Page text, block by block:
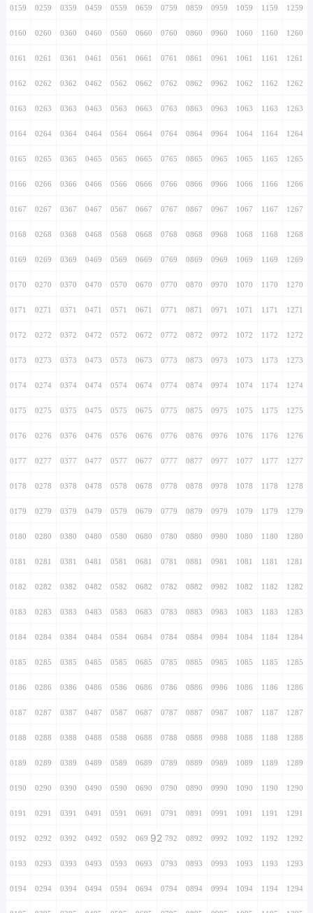
0159 0259 0359 0459 0559 0659 0759 0859 0959 1059 1159 1259
0160 0260 0360 0460 0560 0660 0760 0860 0960 1060 1160 1260
0161 0261 0361 0461 0561 0661 0761 0861 0961 1061 1161 1261
0162 0262 0362 0462 0562 0662 0762 0862 0962 1062 1162 1262
0163 0263 0363 0463 0563 0663 0763 0863 0963 1063 1163 1263
0164 0264 0364 0464 0564 0664 0764 0864 0964 1064 1164 1264
0165 0265 0365 0465 0565 0665 0765 0865 0965 1065 1165 1265
0166 0266 0366 0466 0566 0666 0766 0866 0966 1066 1166 1266
0167 0267 0367 0467 0567 0667 0767 0867 0967 1067 1167 1267
0168 0268 0368 0468 0568 0668 0768 0868 0968 1068 1168 1268
0169 0269 0369 0469 0569 0669 0769 0869 0969 1069 1169 1269
0170 0270 0370 0470 0570 0670 0770 0870 0970 1070 1170 1270
0171 0271 0371 0471 0571 0671 0771 0871 0971 1071 1171 1271
0172 0272 0372 0472 0572 0672 0772 0872 0972 1072 1172 1272
0173 0273 0373 0473 0573 0673 0773 0873 0973 1073 1173 1273
0174 0274 0374 0474 0574 0674 0774 0874 0974 1074 1174 1274
0175 0275 0375 0475 0575 0675 0775 0875 0975 1075 1175 1275
0176 0276 0376 0476 0576 0676 0776 0876 0976 1076 1176 1276
0177 0277 0377 0477 0577 0677 0777 0877 0977 1077 1177 1277
0178 0278 0378 0478 0578 0678 0778 0878 0978 1078 1178 1278
0179 0279 0379 0479 0579 0679 0779 0879 0979 1079 1179 1279
0180 0280 0380 0480 0580 0680 0780 0880 0980 1080 1180 1280
0181 0281 0381 0481 0581 0681 0781 0881 0981 1081 1181 1281
0182 0282 0382 0482 0582 0682 0782 0882 0982 1082 1182 1282
0183 0283 0383 0483 0583 0683 0783 0883 0983 1083 1183 1283
0184 0284 0384 0484 0584 0684 0784 0884 0984 1084 1184 1284
0185 0285 0385 0485 0585 0685 0785 0885 0985 1085 1185 1285
0186 0286 0386 0486 0586 0686 0786 0886 0986 1086 1186 1286
0187 0287 0387 0487 0587 0687 0787 0887 0987 1087 1187 1287
0188 0288 0388 0488 0588 0688 0788 0888 0988 1088 1188 1288
0189 0289 0389 0489 0589 0689 0789 0889 0989 1089 1189 1289
0190 0290 0390 0490 0590 0690 0790 0890 0990 1090 1190 1290
0191 0291 0391 0491 0591 0691 0791 0891 0991 1091 1191 1291
0192 0292 0392 0492 0592 0692920792 0892 0992 1092 1192 1292
0193 0293 0393 0493 0593 0693 0793 0893 0993 1093 1193 1293
0194 0294 0394 0494 0594 0694 0794 0894 0994 1094 1194 1294